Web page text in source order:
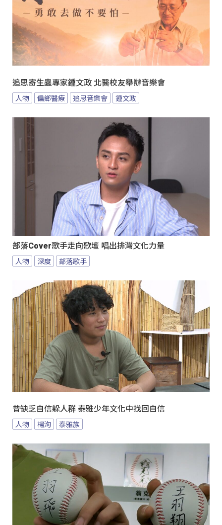
追思寄生蟲專家鍾文政 北醫校友舉辦音樂會
人物 偏鄉醫療 追思音樂會 鍾文政
部落Cover歌手走向歌壇 唱出排灣文化力量
人物 深度 部落歌手
昔缺乏自信躲人群 泰雅少年文化中找回自信
人物 楊洵 泰雅族